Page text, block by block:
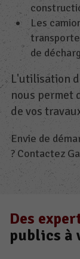
Les
de
L'utilisation
nous permet
de vos
Envie de
? Contactez
Des
publics à